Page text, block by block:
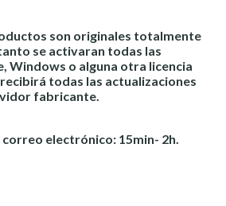
son originales totalmente
se activaran todas las
Windows o alguna otra licencia
todas las actualizaciones
fabricante.
electrónico: 15min- 2h.